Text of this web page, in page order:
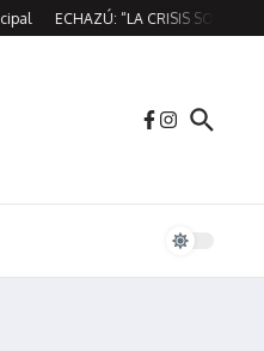
ECHAZÚ: “LA CRISIS SOCIAL NO ES